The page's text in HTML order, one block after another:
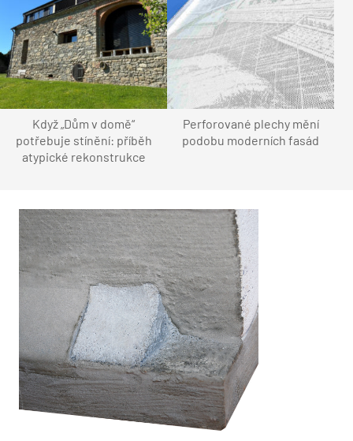
Když „Dům v domě“
potřebuje stínění: příběh
atypické rekonstrukce
Perforované plechy mění
podobu moderních fasád